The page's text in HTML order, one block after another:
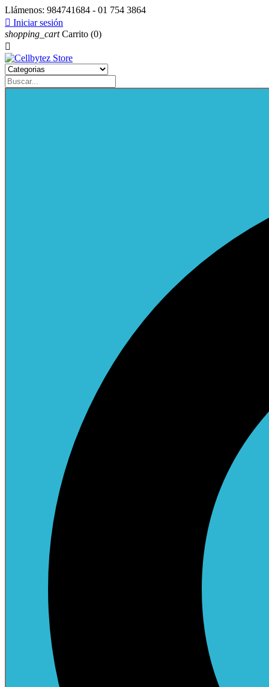
Llámenos: 984741684 - 01 754 3864
 Iniciar sesión
shopping_cart Carrito (0)
